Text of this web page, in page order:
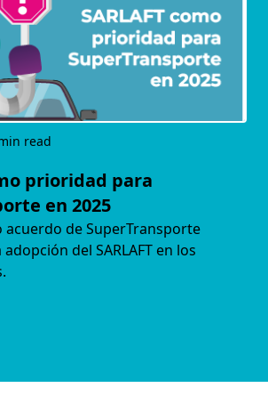
read
prioridad para
en 2025
acuerdo de SuperTransporte
del SARLAFT en los